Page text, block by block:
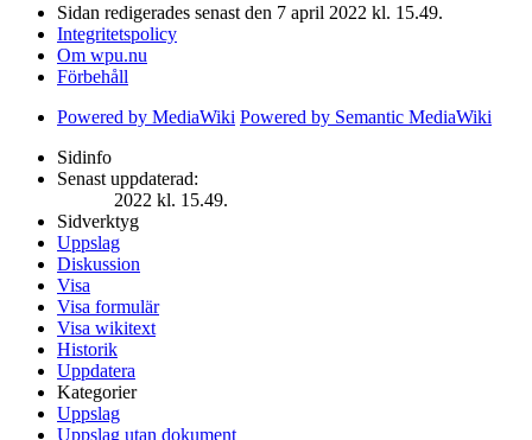
Sidan redigerades senast den 7 april 2022 kl. 15.49.
Integritetspolicy
Om wpu.nu
Förbehåll
Powered by MediaWiki Powered by Semantic MediaWiki
Sidinfo
Senast uppdaterad:
2022 kl. 15.49.
Sidverktyg
Uppslag
Diskussion
Visa
Visa formulär
Visa wikitext
Historik
Uppdatera
Kategorier
Uppslag
Uppslag utan dokument